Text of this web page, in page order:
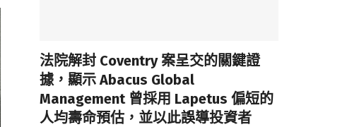
法院解封 Coventry 案呈交的關鍵證
據，顯示 Abacus Global
Management 曾採用 Lapetus 偏短的
人均壽命預估，並以此誤導投資者